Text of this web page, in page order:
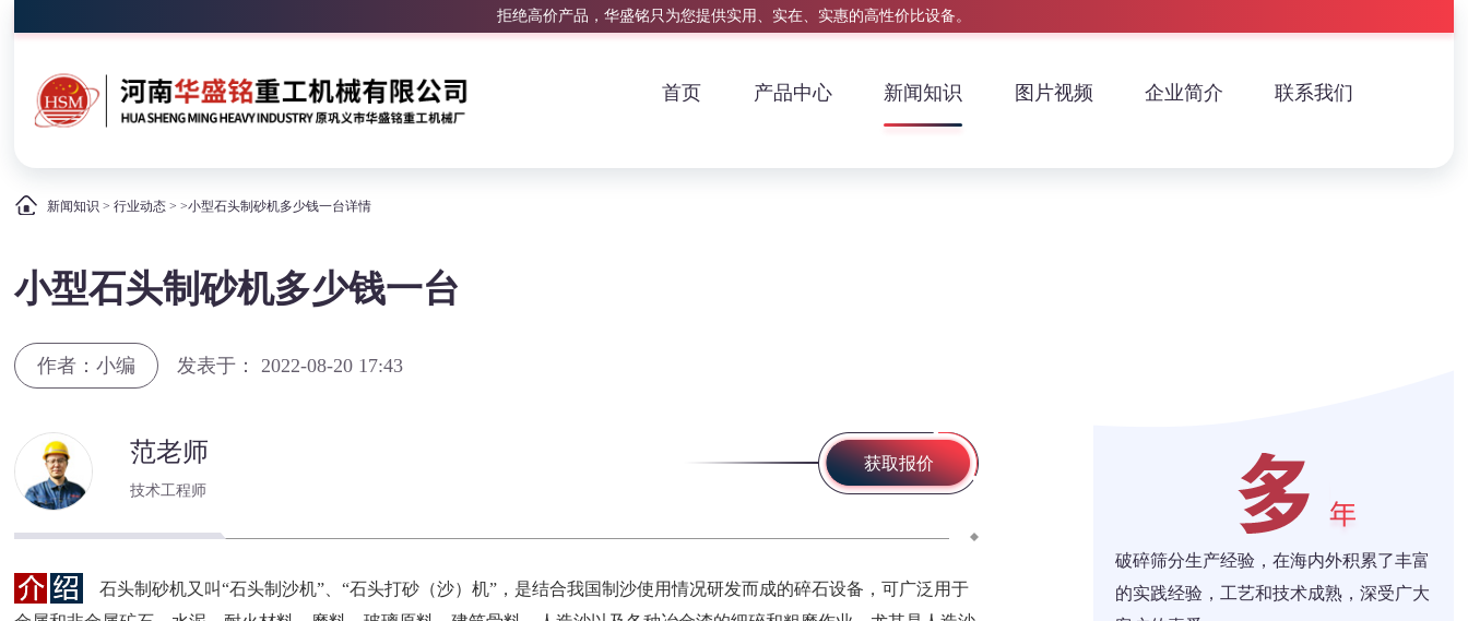
拒绝高价产品，华盛铭只为您提供实用、实在、实惠的高性价比设备。
首页 产品中心 新闻知识 图片视频 企业简介 联系我们
新闻知识 >行业动态 > >小型石头制砂机多少钱一台详情
小型石头制砂机多少钱一台
作者：小编 发表于： 2022-08-20 17:43
范老师
技术工程师
获取报价
石头制砂机又叫“石头制沙机”、“石头打砂（沙）机”，是结合我国制沙使用情况研发而成的碎石设备，可广泛用于
破碎筛分生产经验，在海内外积累了丰富
的实践经验，工艺和技术成熟，深受广大